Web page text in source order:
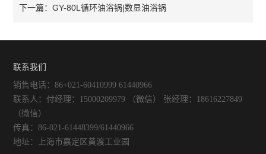
下一篇：GY-80L循环油浴锅|数显油浴锅
联系我们
销售电话：86+021-60410999 61440966
联系人：付经理：15000209979 （微信） 张经理：18616227849
（微信）
传真：86-021-61448399/61440966
地址：上海市嘉定区黄渡工业园